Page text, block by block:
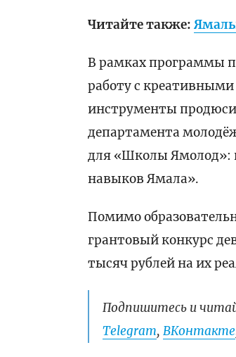
Читайте также:
В рамках программы
работу с
инструменты
департамента
для «Школы Ямолод»:
навыков Ямала».
Помимо
грантовый конкурс
тысяч рублей на их
Подпишитесь и
Telegram,ВКонтакте